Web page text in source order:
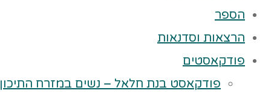
הספר
הרצאות וסדנאות
פודקאסטים
פודקאסט בנת חלאל – נשים במזרח התיכון